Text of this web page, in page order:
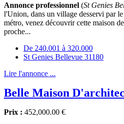
Annonce professionnel (St Genies
l'Union, dans un village desservi par
métro, venez découvrir cette maison
proche...
De 240.001 à 320.000
St Genies Bellevue 31180
Lire l'annonce ...
Belle Maison
Prix : 452,000.00 €